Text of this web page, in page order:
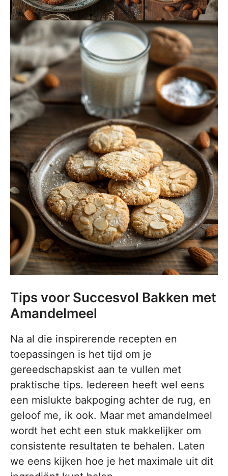
Tips voor Succesvol Bakken met
Amandelmeel
Na al die inspirerende recepten en
toepassingen is het tijd om je
gereedschapskist aan te vullen met
praktische tips. Iedereen heeft wel eens
een mislukte bakpoging achter de rug, en
geloof me, ik ook. Maar met amandelmeel
wordt het echt een stuk makkelijker om
consistente resultaten te behalen. Laten
we eens kijken hoe je het maximale uit dit